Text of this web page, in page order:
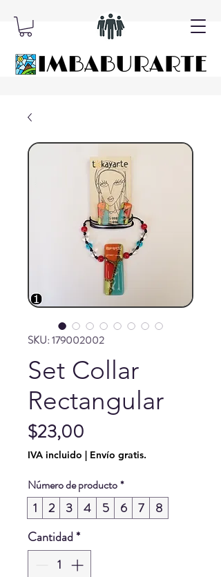
SKU: 179002002
Set Collar
Rectangular
$23,00
IVA incluido | Envío gratis.
Número de producto*
1 2 3 4 5 6 7
8
Cantidad*